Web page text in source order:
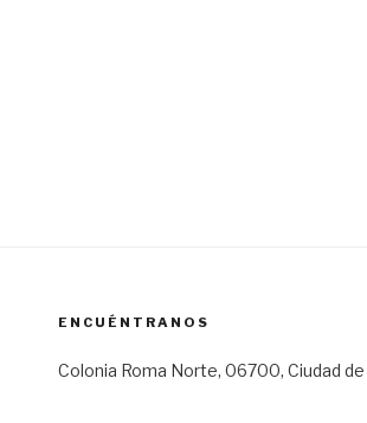
ENCUÉNTRANOS
Colonia Roma Norte, 06700, Ciudad